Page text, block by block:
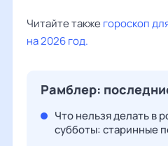
Читайте также гороскоп
на 2026 год.
Рамблер:
Что нельзя делать в
субботы: старинные